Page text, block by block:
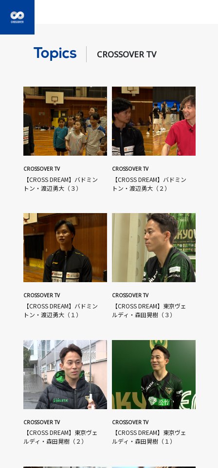
Topics CROSSOVER TV
CROSSOVER TV
【CROSS DREAM】バドミン
トン・渡辺勇大（３）
CROSSOVER TV
【CROSS DREAM】バドミン
トン・渡辺勇大（２）
CROSSOVER TV
【CROSS DREAM】バドミン
トン・渡辺勇大（１）
CROSSOVER TV
【CROSS DREAM】東京ヴェ
ルディ・森田晃樹（３）
CROSSOVER TV
【CROSS DREAM】東京ヴェ
ルディ・森田晃樹（２）
CROSSOVER TV
【CROSS DREAM】東京ヴェ
ルディ・森田晃樹（１）